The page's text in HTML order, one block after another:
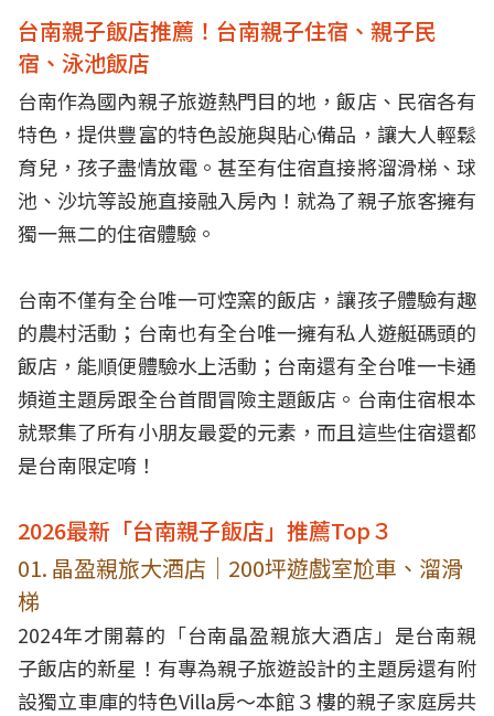
台南親子飯店推薦！台南親子住宿、親子民
宿、泳池飯店
台南作為國內親子旅遊熱門目的地，飯店、民宿各有
特色，提供豐富的特色設施與貼心備品，讓大人輕鬆
育兒，孩子盡情放電。甚至有住宿直接將溜滑梯、球
池、沙坑等設施直接融入房內！就為了親子旅客擁有
獨一無二的住宿體驗。
台南不僅有全台唯一可焢窯的飯店，讓孩子體驗有趣
的農村活動；台南也有全台唯一擁有私人遊艇碼頭的
飯店，能順便體驗水上活動；台南還有全台唯一卡通
頻道主題房跟全台首間冒險主題飯店。台南住宿根本
就聚集了所有小朋友最愛的元素，而且這些住宿還都
是台南限定唷！
2026最新「台南親子飯店」推薦Top３
01. 晶盈親旅大酒店｜200坪遊戲室尬車、溜滑
梯
2024年才開幕的「台南晶盈親旅大酒店」是台南親
子飯店的新星！有專為親子旅遊設計的主題房還有附
設獨立車庫的特色Villa房～本館３樓的親子家庭房共